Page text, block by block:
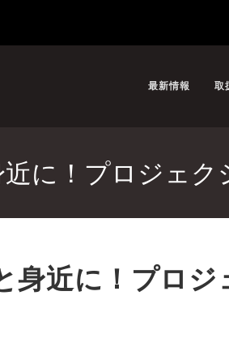
最新情報 取
近に！プロジェ
身近に！プロジ